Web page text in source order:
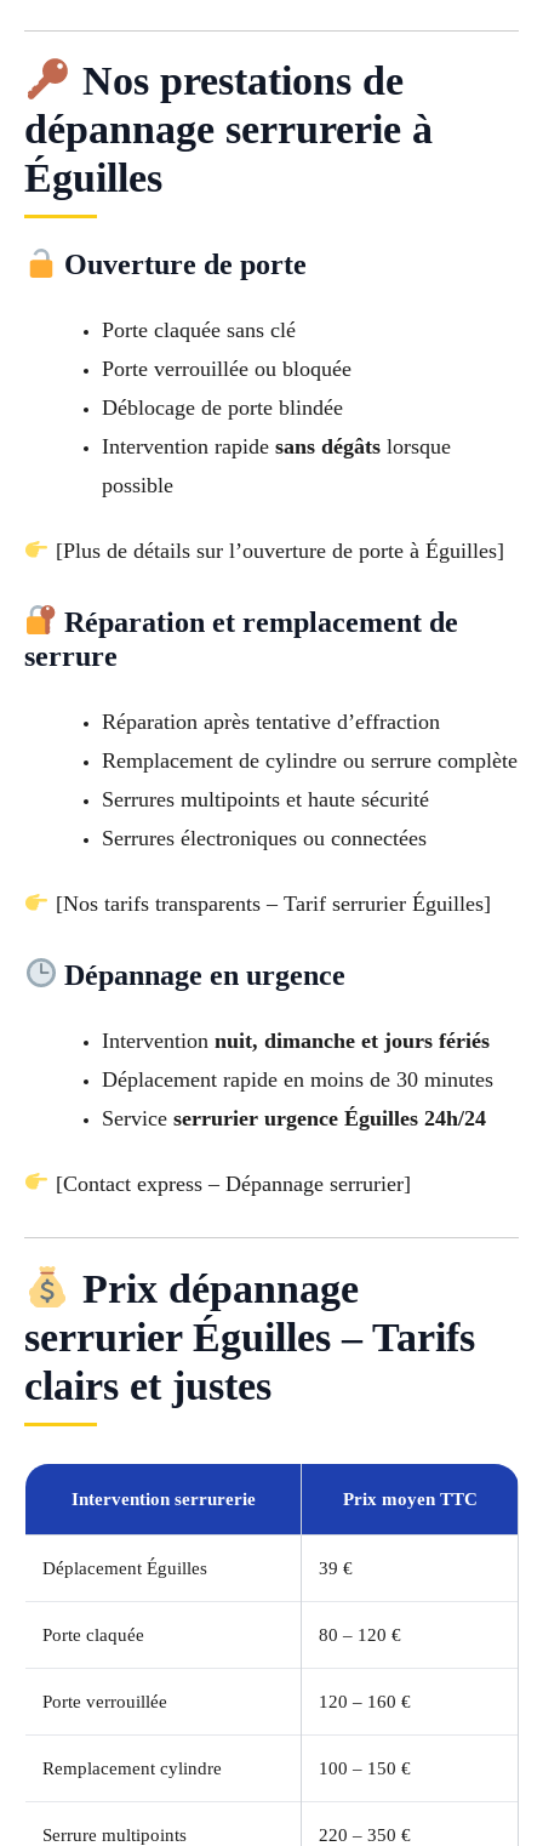
Nos prestations de
dépannage serrurerie à
Éguilles
Ouverture de porte
Porte claquée sans clé
Porte verrouillée ou bloquée
Déblocage de porte blindée
Intervention rapide sans dégâtslorsque
possible
[Plus de détails sur l’ouverture de porte à Éguilles]
Réparation et remplacement de
serrure
Réparation après tentative d’effraction
Remplacement de cylindre ou serrure complète
Serrures multipoints et haute sécurité
Serrures électroniques ou connectées
[Nos tarifs transparents – Tarif serrurier Éguilles]
Dépannage en urgence
Intervention nuit, dimanche et jours fériés
Déplacement rapide en moins de 30 minutes
Service serrurier urgence Éguilles 24h/24
[Contact express – Dépannage serrurier]
Prix dépannage
serrurier Éguilles – Tarifs
clairs et justes
Intervention serrurerie Prix moyen TTC
Déplacement Éguilles 39 €
Porte claquée 80 – 120 €
Porte verrouillée 120 – 160 €
Remplacement cylindre 100 – 150 €
Serrure multipoints 220 – 350 €